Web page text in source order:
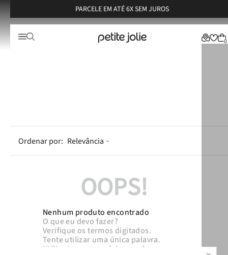
PARCELE EM ATÉ 6X SEM JUROS
0
Relevância
OOPS!
Nenhum produto encontrado
O que eu devo fazer?
Verifique os termos digitados.
Tente utilizar uma única palavra.
Utilize termos genéricos na busca.